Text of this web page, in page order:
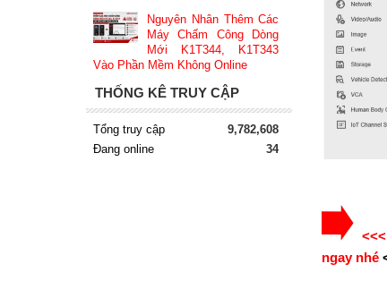
ngay nhé
Nguyên Nhân Thêm Các
Máy Chấm Công Dòng
Mới K1T344, K1T343
Vào Phần Mềm Không Online
THỐNG KÊ TRUY CẬP
Tổng truy cập
9,782,608
Đang online
34